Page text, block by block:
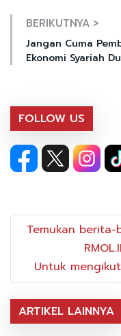
BERIKUTNYA >
Jangan Cuma
Ekonomi Syariah
FOLLOW US
Temukan
Untuk
ARTIKEL LAINNYA